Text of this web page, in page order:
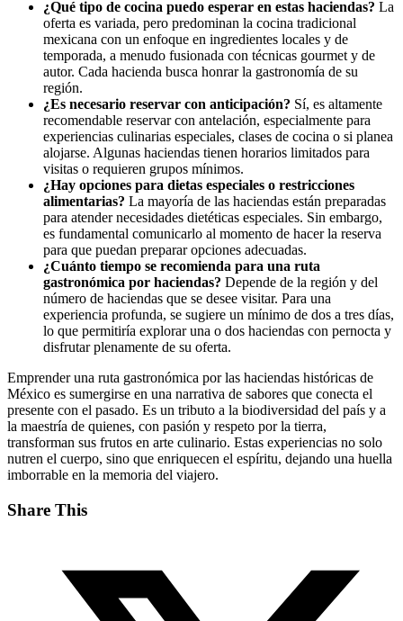
¿Qué tipo de cocina puedo esperar en estas haciendas? La
oferta es variada, pero predominan la cocina tradicional
mexicana con un enfoque en ingredientes locales y de
temporada, a menudo fusionada con técnicas gourmet y de
autor. Cada hacienda busca honrar la gastronomía de su
región.
¿Es necesario reservar con anticipación? Sí, es altamente
recomendable reservar con antelación, especialmente para
experiencias culinarias especiales, clases de cocina o si planea
alojarse. Algunas haciendas tienen horarios limitados para
visitas o requieren grupos mínimos.
¿Hay opciones para dietas especiales o restricciones
alimentarias? La mayoría de las haciendas están preparadas
para atender necesidades dietéticas especiales. Sin embargo,
es fundamental comunicarlo al momento de hacer la reserva
para que puedan preparar opciones adecuadas.
¿Cuánto tiempo se recomienda para una ruta
gastronómica por haciendas? Depende de la región y del
número de haciendas que se desee visitar. Para una
experiencia profunda, se sugiere un mínimo de dos a tres días,
lo que permitiría explorar una o dos haciendas con pernocta y
disfrutar plenamente de su oferta.
Emprender una ruta gastronómica por las haciendas históricas de
México es sumergirse en una narrativa de sabores que conecta el
presente con el pasado. Es un tributo a la biodiversidad del país y a
la maestría de quienes, con pasión y respeto por la tierra,
transforman sus frutos en arte culinario. Estas experiencias no solo
nutren el cuerpo, sino que enriquecen el espíritu, dejando una huella
imborrable en la memoria del viajero.
Share This